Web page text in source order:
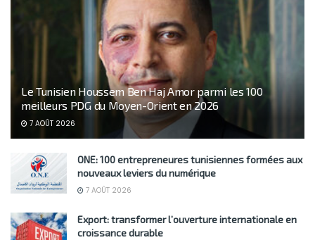
Le Tunisien Houssem Ben Haj Amor parmi les 100
meilleurs PDG du Moyen-Orient en 2026
7 AOÛT 2026
ONE: 100 entrepreneures tunisiennes formées aux
nouveaux leviers du numérique
7 AOÛT 2026
Export: transformer l’ouverture internationale en
croissance durable